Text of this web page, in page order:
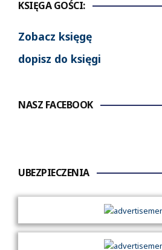
KSIĘGA GOŚCI:
Zobacz księgę
dopisz do księgi
NASZ FACEBOOK
UBEZPIECZENIA